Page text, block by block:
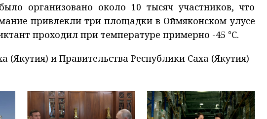
организовано около 10 тысяч участников, что
привлекли три площадки в Оймяконском улусе
проходил при температуре примерно -45 °C.
(Якутия) и Правительства Республики Саха (Якутия)